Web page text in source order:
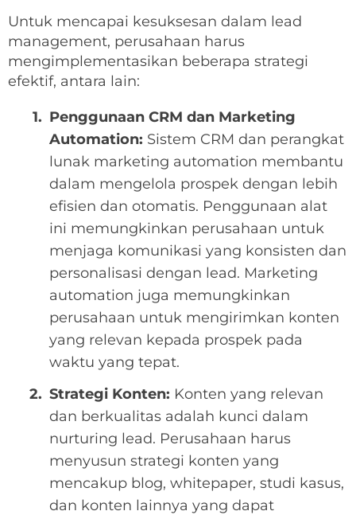
Untuk mencapai kesuksesan dalam lead
management, perusahaan harus
mengimplementasikan beberapa strategi
efektif, antara lain:
Penggunaan CRM dan Marketing
Automation: Sistem CRM dan perangkat
lunak marketing automation membantu
dalam mengelola prospek dengan lebih
efisien dan otomatis. Penggunaan alat
ini memungkinkan perusahaan untuk
menjaga komunikasi yang konsisten dan
personalisasi dengan lead. Marketing
automation juga memungkinkan
perusahaan untuk mengirimkan konten
yang relevan kepada prospek pada
waktu yang tepat.
Strategi Konten: Konten yang relevan
dan berkualitas adalah kunci dalam
nurturing lead. Perusahaan harus
menyusun strategi konten yang
mencakup blog, whitepaper, studi kasus,
dan konten lainnya yang dapat